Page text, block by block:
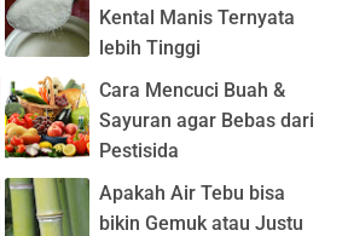
Kental Manis Ternyata
lebih Tinggi
Cara Mencuci Buah &
Sayuran agar Bebas dari
Pestisida
Apakah Air Tebu bisa
bikin Gemuk atau Justu